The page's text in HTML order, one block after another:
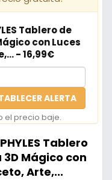
Tablero de
con Luces
- 16,99€
ALERTA
el precio baje.
Tablero
Mágico con
Arte,...